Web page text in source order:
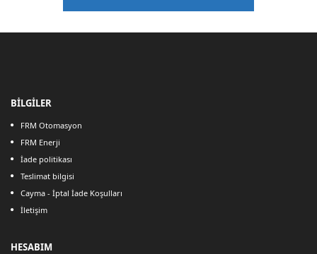
BİLGİLER
FRM Otomasyon
FRM Enerji
İade politikası
Teslimat bilgisi
Cayma - İptal İade Koşulları
İletişim
HESABIM